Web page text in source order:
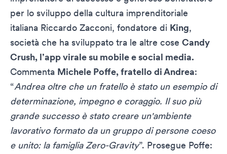
per lo sviluppo della cultura imprenditoriale
italiana Riccardo Zacconi, fondatore di King,
società che ha sviluppato tra le altre cose Candy
Crush, l’app virale su mobile e social media.
Commenta Michele Poffe, fratello di Andrea:
“Andrea oltre che un fratello è stato un esempio di
determinazione, impegno e coraggio. Il suo più
grande successo è stato creare un'ambiente
lavorativo formato da un gruppo di persone coeso
e unito: la famiglia Zero-Gravity”. Prosegue Poffe: